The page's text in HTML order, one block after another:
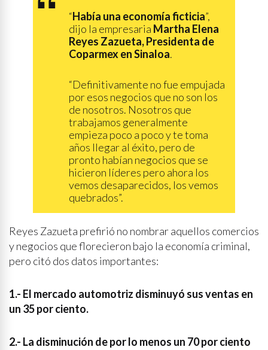
“Había una economía ficticia”,
dijo la empresaria Martha Elena
Reyes Zazueta, Presidenta de
Coparmex en Sinaloa.
“Definitivamente no fue empujada
por esos negocios que no son los
de nosotros. Nosotros que
trabajamos generalmente
empieza poco a poco y te toma
años llegar al éxito, pero de
pronto habían negocios que se
hicieron líderes pero ahora los
vemos desaparecidos, los vemos
quebrados”.
Reyes Zazueta prefirió no nombrar aquellos comercios
y negocios que florecieron bajo la economía criminal,
pero citó dos datos importantes:
1.- El mercado automotriz disminuyó sus ventas en
un 35 por ciento.
2.- La disminución de por lo menos un 70 por ciento